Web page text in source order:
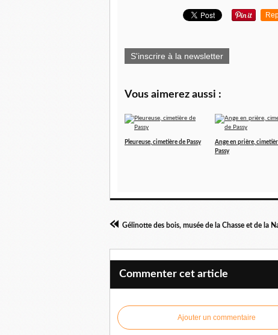
S'inscrire à la newsletter
Vous aimerez aussi :
Pleureuse, cimetière de Passy
Ange en prière,
Passy
Commenter cet article
Ajouter un commentaire